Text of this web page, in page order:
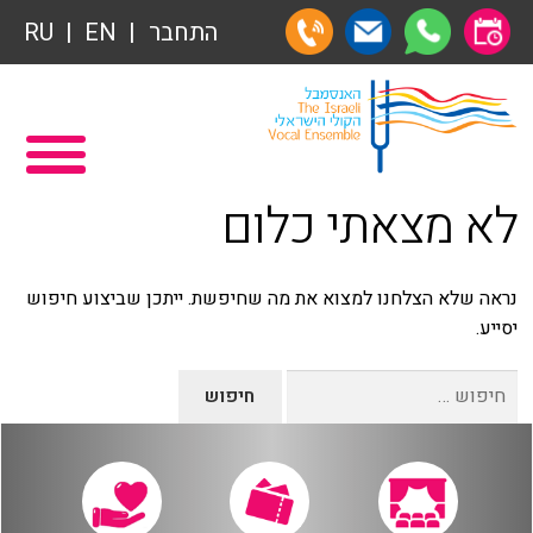
תרומות
תרומות
הצטרפות לאגודת הידידים
אגודת הידידים
שידור ישיר
VOD
התחבר EN
RU
ראשי
תכניה ומשחקיה – איתמר פוגש ארנב
תרומות
אגודת הידידים
רכישת מנויים
לא מצאתי כלום
נראה שלא הצלחנו למצוא את מה שחיפשת. ייתכן שביצוע חיפוש
יסייע.